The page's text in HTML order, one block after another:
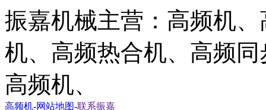
振嘉机械主营：高频机
机、高频热合机、高频
高频机、
高频机-网站地图-联系振嘉